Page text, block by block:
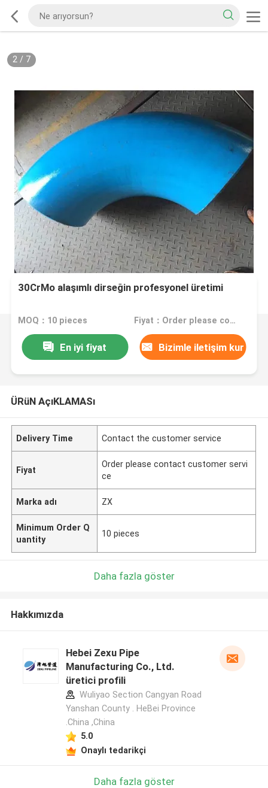
2/ 7
30CrMo alaşımlı dirseğin profesyonel üretimi
MOQ：10 pieces Fiyat：Order please contact customer service
En iyi fiyat Bizimle iletişim kur
ÜRüN AçıKLAMASı
Delivery Time Contact the customer service
Fiyat
Order please contact customer servi
ce
Marka adı ZX
Minimum Order Q
uantity
10 pieces
Daha fazla göster
Hakkımızda
Hebei Zexu Pipe
Manufacturing Co., Ltd.
üretici profili
Wuliyao Section Cangyan Road
Yanshan County . HeBei Province
.China ,China
5.0
Onaylı tedarikçi
Daha fazla göster